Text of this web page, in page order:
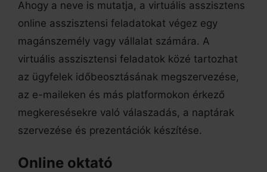
Ahogy a neve is mutatja, a virtuális asszisztens
online asszisztensi feladatokat végez egy
magánszemély vagy vállalat számára. A
virtuális asszisztensi feladatok közé tartozhat
az ügyfelek időbeosztásának megszervezése,
az e-maileken és más platformokon érkező
megkeresésekre való válaszadás, a naptárak
szervezése és prezentációk készítése.
Online oktató